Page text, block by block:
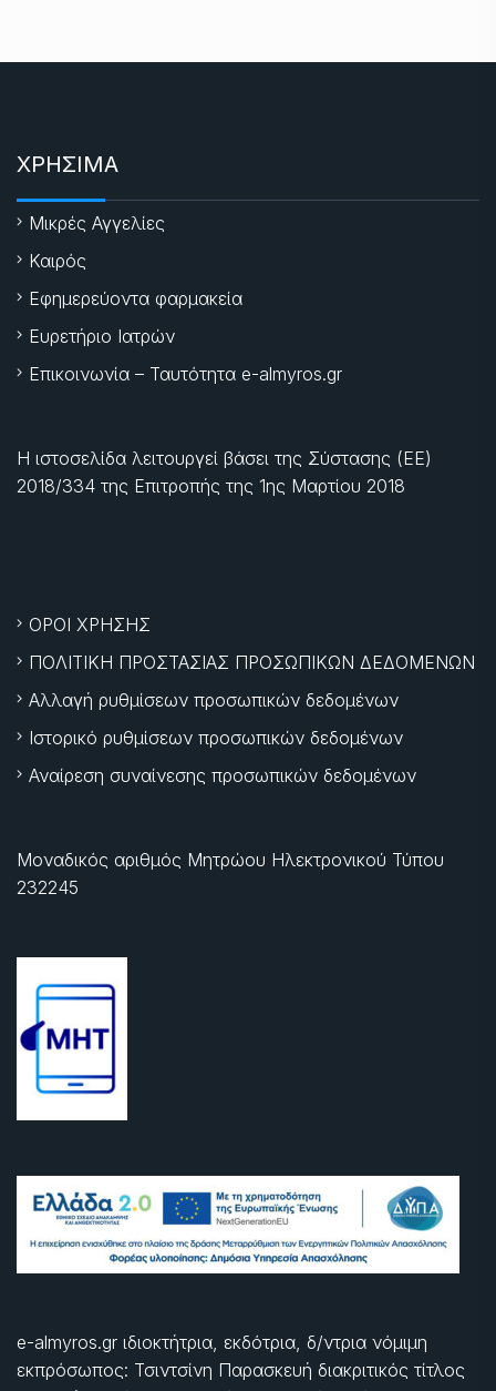
ΧΡΗΣΙΜΑ
Μικρές Αγγελίες
Καιρός
Εφημερεύοντα φαρμακεία
Ευρετήριο Ιατρών
Επικοινωνία – Ταυτότητα e-almyros.gr
Η ιστοσελίδα λειτουργεί βάσει της Σύστασης (ΕΕ)
2018/334 της Επιτροπής της 1ης Μαρτίου 2018
ΟΡΟΙ ΧΡΗΣΗΣ
ΠΟΛΙΤΙΚΗ ΠΡΟΣΤΑΣΙΑΣ ΠΡΟΣΩΠΙΚΩΝ ΔΕΔΟΜΕΝΩΝ
Αλλαγή ρυθμίσεων προσωπικών δεδομένων
Ιστορικό ρυθμίσεων προσωπικών δεδομένων
Αναίρεση συναίνεσης προσωπικών δεδομένων
Μοναδικός αριθμός Μητρώου Ηλεκτρονικού Τύπου
232245
e-almyros.gr ιδιοκτήτρια, εκδότρια, δ/ντρια νόμιμη
εκπρόσωπος: Τσιντσίνη Παρασκευή διακριτικός τίτλος